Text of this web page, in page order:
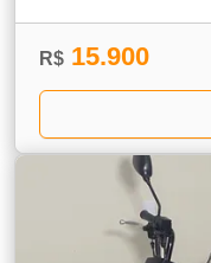
R$ 15.900